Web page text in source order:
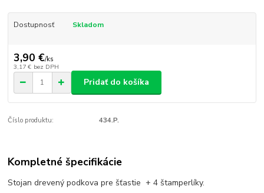
Dostupnosť Skladom
3,90 €/ks
3,17 € bez DPH
Pridať do košíka
Číslo produktu: 434.P.
Kompletné špecifikácie
Stojan drevený podkova pre šťastie + 4 štamperlíky.